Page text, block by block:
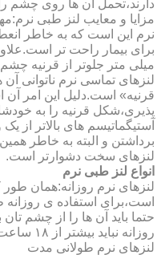
دارند،تحمل آن ها روی چشم
مزایا و معایب لنز طبی
نرم این است که به خاطر
برای بیمار راحت تر
میلی متر جلوتر از قرنیه چشم
لنزهای تماسی نرم ناتوانی
قرنیه» است.دلیل این امر
پذیری،شکل قرنیه را به
آستیگماتیسم های بالاتر از
برداشتن و البته به خاطر
لنزهای سخت دشوارتر است.
انواع لنز طبی نرم
لنزهای نرم روزانه:همان
است،برای استفاده ی
حتما باید آن ها را از چشم
روزانه نباید بیشتر از ۱۸ ساعت در طول روز استفاده کنید.
لنزهای نرم طولانی مدت